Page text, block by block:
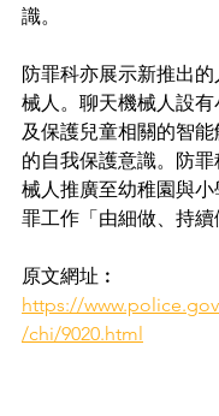
識。
防罪科亦展示新推出
械人。聊天機械人設
及保護兒童相關的智
的自我保護意識。防
械人推廣至幼稚園與
罪工作「由細做、持續
原文網址︰
https://
/chi/9020.html